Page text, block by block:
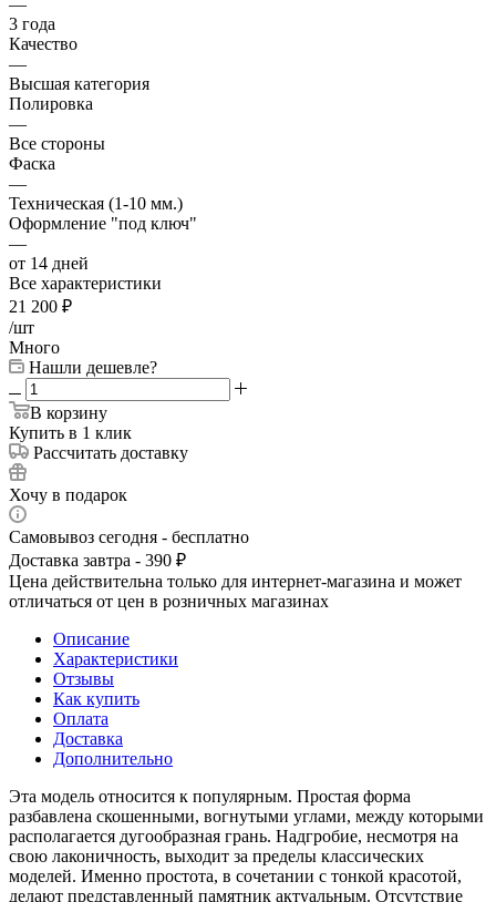
3 года
Качество
—
Высшая категория
Полировка
—
Все стороны
Фаска
—
Техническая (1-10 мм.)
Оформление "под ключ"
—
от 14 дней
Все характеристики
21 200 ₽
/шт
Много
Нашли дешевле?
В корзину
Купить в 1 клик
Рассчитать доставку
Хочу в подарок
Самовывоз сегодня - бесплатно
Доставка завтра - 390 ₽
Цена действительна только для интернет-магазина и может
отличаться от цен в розничных магазинах
Описание
Характеристики
Отзывы
Как купить
Оплата
Доставка
Дополнительно
Эта модель относится к популярным. Простая форма
разбавлена скошенными, вогнутыми углами, между которыми
располагается дугообразная грань. Надгробие, несмотря на
свою лаконичность, выходит за пределы классических
моделей. Именно простота, в сочетании с тонкой красотой,
делают представленный памятник актуальным. Отсутствие